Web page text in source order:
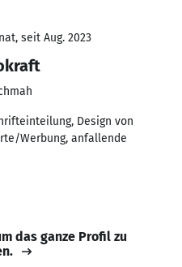
seit Aug. 2023
Design von
Werbung, anfallende
das ganze Profil zu